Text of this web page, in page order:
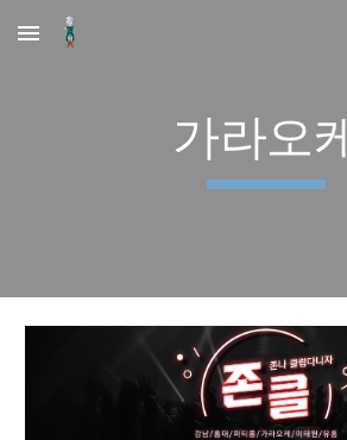
Skip to main content
가라오케